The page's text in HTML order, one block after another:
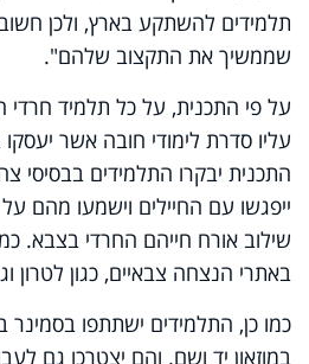
תלמידים להשתקע בארץ, ולכן
שממשיך את התקצוב שלהם".
על פי התכנית, על כל תלמיד
עליו סדרת לימודי חובה אשר
התכנית יבקרו התלמידים
ייפגשו עם החיילים וישמעו מהם
שילוב אורח חייהם החרדי בצבא.
באתרי הנצחה צבאיים, כגון
כמו כן, התלמידים ישתתפו בסמינר
במוזאון יד ושם. והם יצטרכו גם